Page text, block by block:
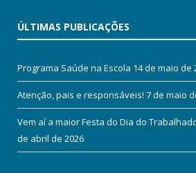
ÚLTIMAS PUBLICAÇÕES
Programa Saúde na Escola 14 de maio de
Atenção, pais e responsáveis! 7 de maio
Vem aí a maior Festa do Dia do
de abril de 2026